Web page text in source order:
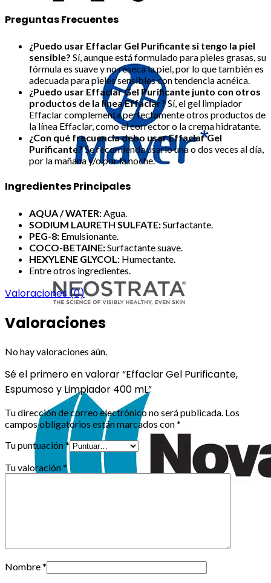
Preguntas Frecuentes
¿Puedo usar Effaclar Gel Purificante si tengo la piel
sensible? Sí, aunque está formulado para pieles grasas, su
fórmula es suave y no reseca la piel, por lo que también es
adecuada para pieles sensibles con tendencia acnéica.
¿Puedo usar Effaclar Gel Purificante junto con otros
productos de la línea Effaclar?Sí, el gel limpiador
Effaclar complementa perfectamente otros productos de
la línea Effaclar, como el corrector o la crema hidratante.
¿Con qué frecuencia debo usar Effaclar Gel
Purificante?Se recomienda usarlo una o dos veces al día,
por la mañana y/o por la noche.
Ingredientes Principales
AQUA / WATER: Agua.
SODIUM LAURETH SULFATE:Surfactante.
PEG-8: Emulsionante.
COCO-BETAINE:Surfactante suave.
HEXYLENE GLYCOL: Humectante.
Entre otros ingredientes.
Valoraciones (0)
Valoraciones
No hay valoraciones aún.
Sé el primero en valorar “Effaclar Gel Purificante,
Espumoso y Limpiador 400 mL”
Tu dirección de correo electrónico no será publicada. Los
campos obligatorios están marcados con*
Tu puntuación*
Tu valoración*
Nombre*